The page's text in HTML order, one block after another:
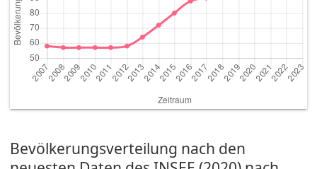
Bevölkerungsverteilung nach den